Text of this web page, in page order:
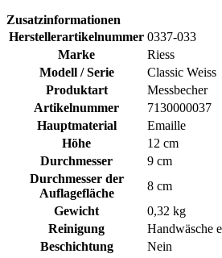
Zusatzinformationen
Herstellerartikelnummer 0337-033
Marke
Riess
Modell / Serie
Classic Weiss
Produktart
Messbecher
Artikelnummer
7130000037
Hauptmaterial
Emaille
Höhe
12 cm
Durchmesser
9 cm
Durchmesser der
Auflagefläche
8 cm
Gewicht
0,32 kg
Reinigung
Handwäsche
Beschichtung
Nein